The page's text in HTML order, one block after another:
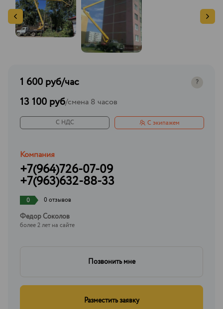
1 600 руб/час ?
13 100 руб/смена 8 часов
С НДС С экипажем
Компания
+7(964)726-07-09
+7(963)632-88-33
0 0 отзывов
Федор Соколов
более 2 лет на сайте
Позвонить мне
Разместить заявку